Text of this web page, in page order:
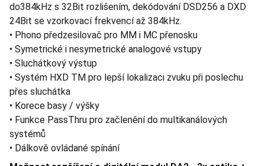
do384kHz s 32Bit rozlišením, dekódování DSD256 a DXD
24Bit se vzorkovací frekvencí až 384kHz.
• Phono předzesilovač pro MM i MC přenosku
• Symetrické i nesymetrické analogové vstupy
• Sluchátkový výstup
• Systém HXD TM pro lepší lokalizaci zvuku při poslechu
přes sluchátka
• Korece basy / výšky
• Funkce PassThru pro začlenění do multikanálových
systémů
• Dálkově ovládané spínání